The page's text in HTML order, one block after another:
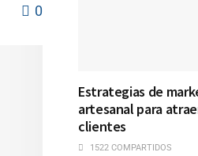
0
Estrategias de
artesanal para
clientes
1522 COMPARTIDOS